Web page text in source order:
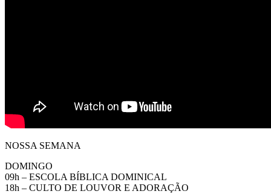
NOSSA SEMANA
DOMINGO
09h – ESCOLA BÍBLICA DOMINICAL
18h – CULTO DE LOUVOR E ADORAÇÃO